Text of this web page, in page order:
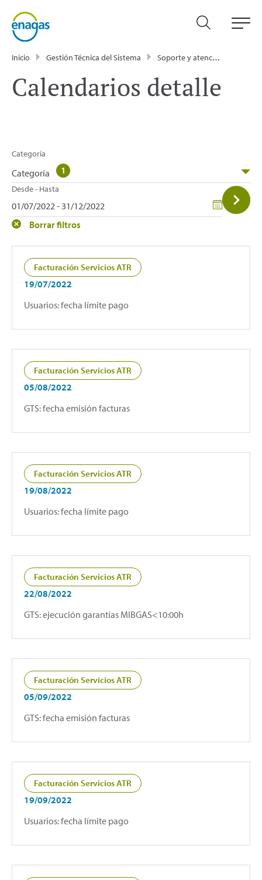
Inicio Gestión Técnica del Sistema Soporte y atención
Calendarios detalle
Categoría
Categoría 1
Desde - Hasta
Borrar filtros
Facturación Servicios ATR
19/07/2022
Usuarios: fecha límite pago
Facturación Servicios ATR
05/08/2022
GTS: fecha emisión facturas
Facturación Servicios ATR
19/08/2022
Usuarios: fecha límite pago
Facturación Servicios ATR
22/08/2022
GTS: ejecución garantías MIBGAS<10:00h
Facturación Servicios ATR
05/09/2022
GTS: fecha emisión facturas
Facturación Servicios ATR
19/09/2022
Usuarios: fecha límite pago